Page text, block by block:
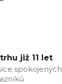
již 11 let
spokojených